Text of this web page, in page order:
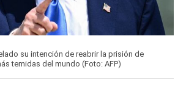
su intención de reabrir la prisión de
temidas del mundo (Foto: AFP)